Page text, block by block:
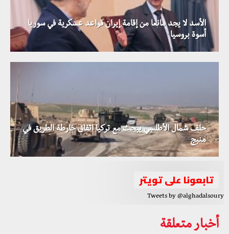
الأسد لا يجد مانعا من إقامة إيران قواعد عسكرية في سوريا
أسوة بروسيا
حلف شمال الأطلسي يبحث مع تركيا اتفاق خارطة الطريق في
منبج
تابعونا على تويتر
Tweets by @alghadalsoury
أخبار متعلقة